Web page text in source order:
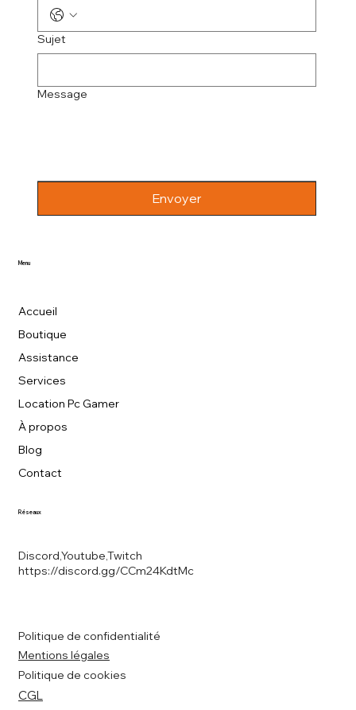
Discord,Youtube,Twitch
https://discord.gg/CCm24KdtMc
Réseaux
Accueil
Boutique
Assistance
Services
Location Pc Gamer
À propos
Blog
Contact
Menu
Sujet
Message
Envoyer
Politique de confidentialité
Mentions légales
Politique de cookies
CGL